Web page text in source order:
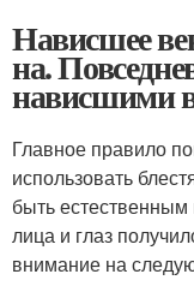
Нависшее
на.
нависшими
Главное правило
использовать
быть
лица и глаз
внимание на